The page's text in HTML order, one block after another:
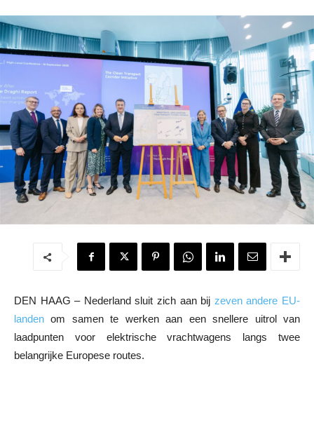
DEN HAAG – Nederland sluit zich aan bij zeven andere EU-
landen om samen te werken aan een snellere uitrol van
laadpunten voor elektrische vrachtwagens langs twee
belangrijke Europese routes.